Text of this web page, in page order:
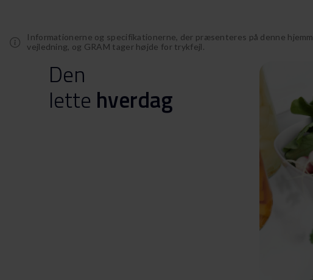
Informationerne og specifikationerne, der præsenteres på denne
vejledning, og GRAM tager højde for trykfejl.
Den
lette hverdag